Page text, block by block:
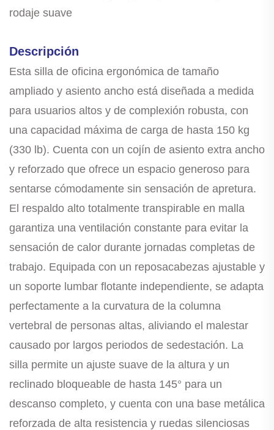
rodaje suave
Descripción
Esta silla de oficina ergonómica de tamaño
ampliado y asiento ancho está diseñada a medida
para usuarios altos y de complexión robusta, con
una capacidad máxima de carga de hasta 150 kg
(330 lb). Cuenta con un cojín de asiento extra ancho
y reforzado que ofrece un espacio generoso para
sentarse cómodamente sin sensación de apretura.
El respaldo alto totalmente transpirable en malla
garantiza una ventilación constante para evitar la
sensación de calor durante jornadas completas de
trabajo. Equipada con un reposacabezas ajustable y
un soporte lumbar flotante independiente, se adapta
perfectamente a la curvatura de la columna
vertebral de personas altas, aliviando el malestar
causado por largos periodos de sedestación. La
silla permite un ajuste suave de la altura y un
reclinado bloqueable de hasta 145° para un
descanso completo, y cuenta con una base metálica
reforzada de alta resistencia y ruedas silenciosas